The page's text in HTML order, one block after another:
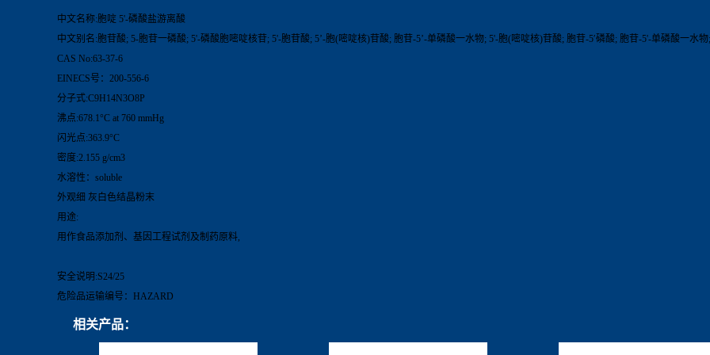
中文名称:胞啶 5'-磷酸盐游离酸
中文别名:胞苷酸; 5-胞苷一磷酸; 5'-磷酸胞嘧啶核苷; 5'-胞苷酸; 5’-胞(嘧啶核)苷酸; 胞苷-5’-单磷酸一水物; 5'-胞(嘧啶核)苷酸; 胞苷-5′磷酸; 胞苷-5'-单磷酸一水
CAS No:63-37-6
EINECS号：200-556-6
分子式:C9H14N3O8P
沸点:678.1°C at 760 mmHg
闪光点:363.9°C
密度:2.155 g/cm3
水溶性：soluble
外观细 灰白色结晶粉末
用途:
用作食品添加剂、基因工程试剂及制药原料,
安全说明:S24/25
危险品运输编号：HAZARD
相关产品：